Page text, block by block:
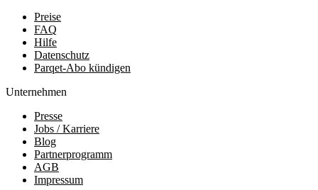
Preise
FAQ
Hilfe
Datenschutz
Parqet-Abo kündigen
Unternehmen
Presse
Jobs / Karriere
Blog
Partnerprogramm
AGB
Impressum